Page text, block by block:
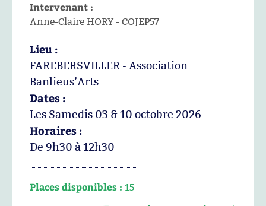
Intervenant :
Anne-Claire HORY - COJEP57
Lieu :
FAREBERSVILLER - Association
Banlieus’Arts
Dates :
Les Samedis 03 & 10 octobre 2026
Horaires :
De 9h30 à 12h30
Places disponibles : 15